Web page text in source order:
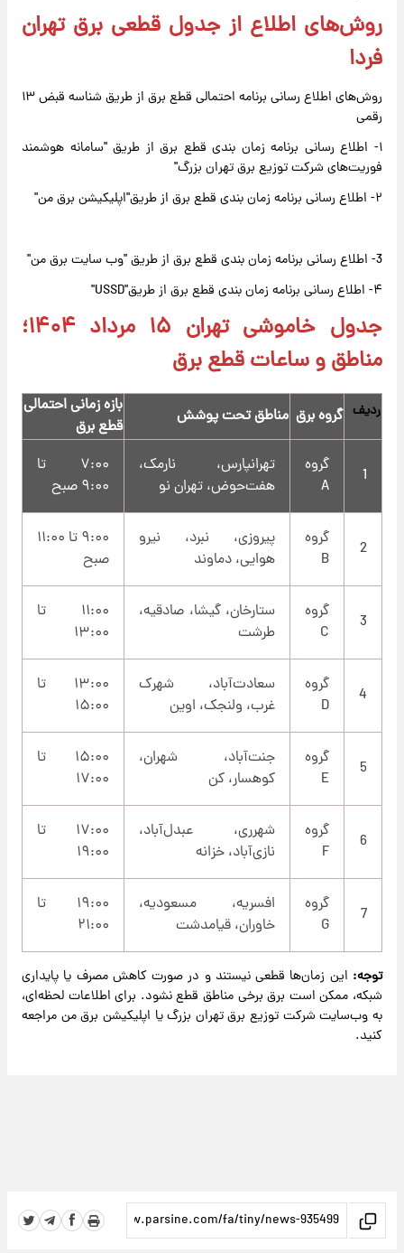
روش‌های اطلاع از جدول قطعی برق تهران
فردا
روش‌های اطلاع رسانی برنامه احتمالی قطع برق از طریق شناسه قبض ۱۳
رقمی
۱- اطلاع رسانی برنامه زمان بندی قطع برق از طریق "سامانه هوشمند
فوریت‌های شرکت توزیع برق تهران بزرگ"
۲- اطلاع رسانی برنامه زمان بندی قطع برق از طریق"اپلیکیشن برق من"
3- اطلاع رسانی برنامه زمان بندی قطع برق از طریق "وب سایت برق من"
۴- اطلاع رسانی برنامه زمان بندی قطع برق از طریق"USSD"
جدول خاموشی تهران ۱۵ مرداد ۱۴۰۴؛
مناطق و ساعات قطع برق
ردیف گروه برق مناطق تحت پوشش
بازه زمانی احتمالی
قطع برق
1
گروه
A
تهرانپارس، نارمک،
هفت‌حوض، تهران نو
۷:۰۰ تا
۹:۰۰ صبح
2
گروه
B
پیروزی، نبرد، نیرو
هوایی، دماوند
۹:۰۰ تا ۱۱:۰۰
صبح
3
گروه
C
ستارخان، گیشا، صادقیه،
طرشت
۱۱:۰۰ تا
۱۳:۰۰
4
گروه
D
سعادت‌آباد، شهرک
غرب، ولنجک، اوین
۱۳:۰۰ تا
۱۵:۰۰
5
گروه
E
جنت‌آباد، شهران،
کوهسار، کن
۱۵:۰۰ تا
۱۷:۰۰
6
گروه
F
شهرری، عبدل‌آباد،
نازی‌آباد، خزانه
۱۷:۰۰ تا
۱۹:۰۰
7
گروه
G
افسریه، مسعودیه،
خاوران، قیامدشت
۱۹:۰۰ تا
۲۱:۰۰
توجه: این زمان‌ها قطعی نیستند و در صورت کاهش مصرف یا پایداری
شبکه، ممکن است برق برخی مناطق قطع نشود. برای اطلاعات لحظه‌ای،
به وب‌سایت شرکت توزیع برق تهران بزرگ یا اپلیکیشن برق من مراجعه
کنید.